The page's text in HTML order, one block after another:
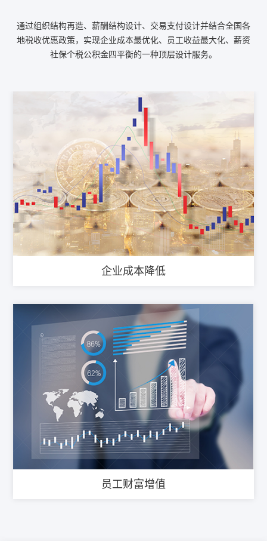
通过组织结构再造、薪酬结构设计、交易支付设计并结合全国各
地税收优惠政策，实现企业成本最优化、员工收益最大化、薪资
社保个税公积金四平衡的一种顶层设计服务。
企业成本降低
员工财富增值